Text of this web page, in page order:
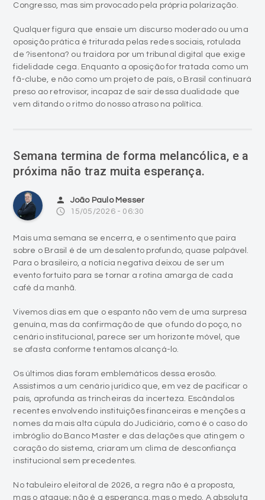
Congresso, mas sim provocado pela própria polarização.
Qualquer figura que ensaie um discurso moderado ou uma
oposição prática é triturada pelas redes sociais, rotulada
de ?isentona? ou traidora por um tribunal digital que exige
fidelidade cega. Enquanto a oposição for tratada como um
fã-clube, e não como um projeto de país, o Brasil continuará
preso ao retrovisor, incapaz de sair dessa dualidade que
vem ditando o ritmo do nosso atraso na política.
Semana termina de forma melancólica, e a
próxima não traz muita esperança.
person João Paulo Messer
access_time 15/05/2026 - 06:30
Mais uma semana se encerra, e o sentimento que paira
sobre o Brasil é de um desalento profundo, quase palpável.
Para o brasileiro, a notícia negativa deixou de ser um
evento fortuito para se tornar a rotina amarga de cada
café da manhã.
Vivemos dias em que o espanto não vem de uma surpresa
genuína, mas da confirmação de que o fundo do poço, no
cenário institucional, parece ser um horizonte móvel, que
se afasta conforme tentamos alcançá-lo.
Os últimos dias foram emblemáticos dessa erosão.
Assistimos a um cenário jurídico que, em vez de pacificar o
país, aprofunda as trincheiras da incerteza. Escândalos
recentes envolvendo instituições financeiras e menções a
nomes da mais alta cúpula do Judiciário, como é o caso do
imbróglio do Banco Master e das delações que atingem o
coração do sistema, criaram um clima de desconfiança
institucional sem precedentes.
No tabuleiro eleitoral de 2026, a regra não é a proposta,
mas o ataque; não é a esperança, mas o medo. A absoluta